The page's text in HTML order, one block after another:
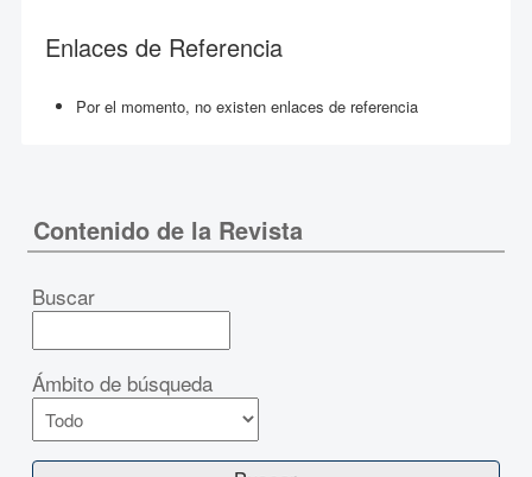
Enlaces de Referencia
Por el momento, no existen enlaces de referencia
Contenido de la Revista
Buscar
Ámbito de búsqueda